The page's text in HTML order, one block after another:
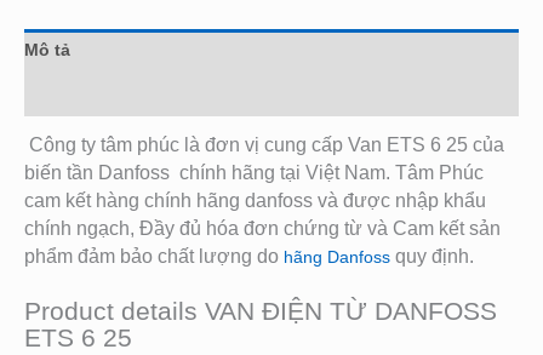
Mô tả
Công ty tâm phúc là đơn vị cung cấp Van ETS 6 25 của
biến tần Danfoss chính hãng tại Việt Nam. Tâm Phúc
cam kết hàng chính hãng danfoss và được nhập khẩu
chính ngạch, Đầy đủ hóa đơn chứng từ và Cam kết sản
phẩm đảm bảo chất lượng do hãng Danfoss quy định.
Product details VAN ĐIỆN TỪ DANFOSS
ETS 6 25